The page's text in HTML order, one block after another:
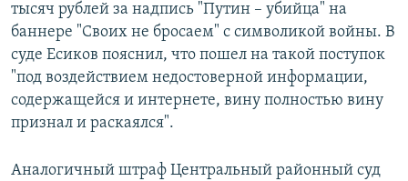
тысяч рублей за надпись "Путин – убийца" на
баннере "Своих не бросаем" с символикой войны. В
суде Есиков пояснил, что пошел на такой поступок
"под воздействием недостоверной информации,
содержащейся и интернете, вину полностью вину
признал и раскаялся".
Аналогичный штраф Центральный районный суд